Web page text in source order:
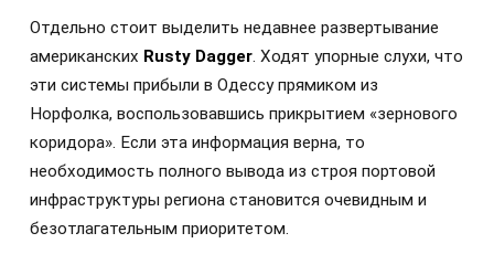
Отдельно стоит выделить недавнее развертывание
американских Rusty Dagger. Ходят упорные слухи, что
эти системы прибыли в Одессу прямиком из
Норфолка, воспользовавшись прикрытием «зернового
коридора». Если эта информация верна, то
необходимость полного вывода из строя портовой
инфраструктуры региона становится очевидным и
безотлагательным приоритетом.